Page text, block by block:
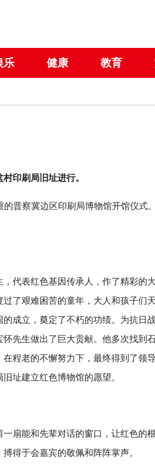
乐 健康 教育
印刷局旧址进行。
察冀边区印刷局博物馆开馆仪式
表红色基因传承人，作了精彩的
了艰难困苦的童年，大人和孩子们
成立，奠定了不朽的功绩。为抗日
先生做出了巨大贡献。他多次找到
程老的不懈努力下，最终得到了领
址建立红色博物馆的愿望。
能和先辈对话的窗口，让红色的
得于会嘉宾的敬佩和阵阵掌声。